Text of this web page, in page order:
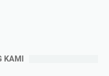
KAMI